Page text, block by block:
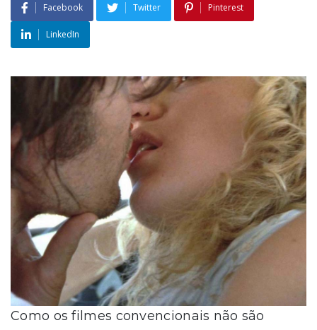
Facebook Twitter Pinterest
LinkedIn
Como os filmes convencionais não são